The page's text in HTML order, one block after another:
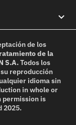
de los
de la
S.A.Todos los
reproducción
idioma sin
in whole or
is
2025.